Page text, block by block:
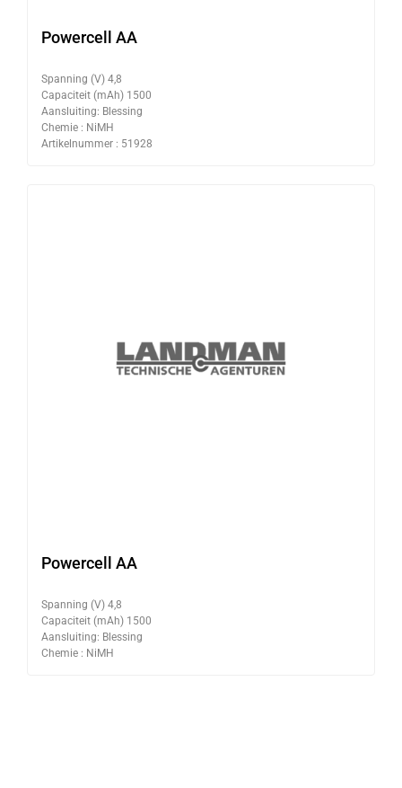
Powercell AA
Spanning (V) 4,8
Capaciteit (mAh) 1500
Aansluiting: Blessing
Chemie : NiMH
Artikelnummer : 51928
Powercell AA
Spanning (V) 4,8
Capaciteit (mAh) 1500
Aansluiting: Blessing
Chemie : NiMH